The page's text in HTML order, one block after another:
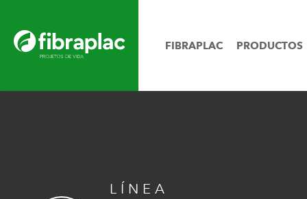
FIBRAPLAC PRODUCTOS
LÍNEA